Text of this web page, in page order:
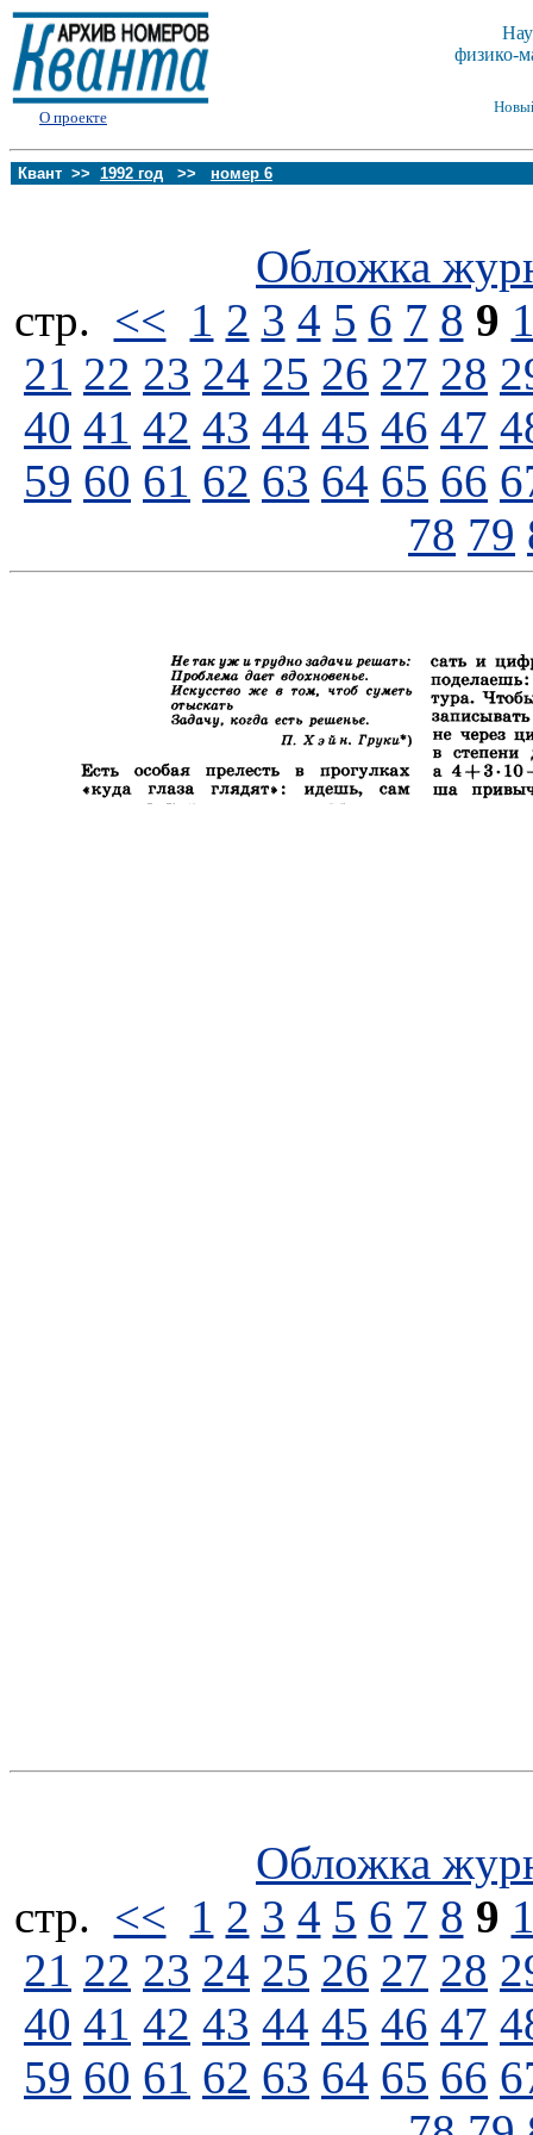
О проекте
физико-
Квант >> 1992 год >> номер 6
Обложка
стp. << 1 2 3 4 5 6 7 8 9
21 22 23 24 25 26 27 28
40 41 42 43 44 45 46 47
59 60 61 62 63 64 65 66
78 79
Обложка
стp. << 1 2 3 4 5 6 7 8 9
21 22 23 24 25 26 27 28
40 41 42 43 44 45 46 47
59 60 61 62 63 64 65 66